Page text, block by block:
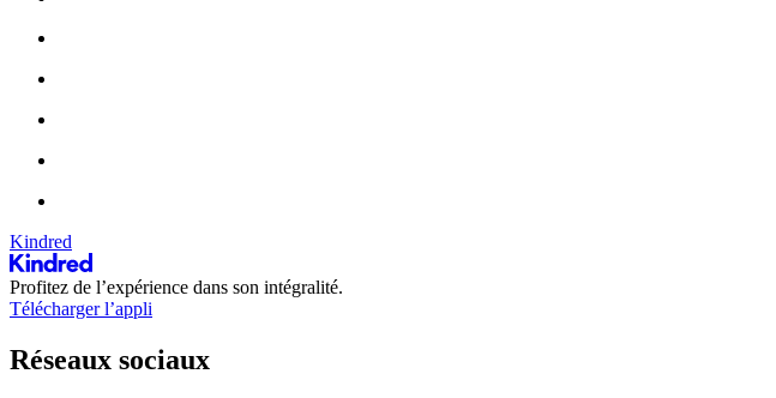
Kindred
Profitez de l’expérience dans son intégralité.
Télécharger l’appli
Réseaux sociaux